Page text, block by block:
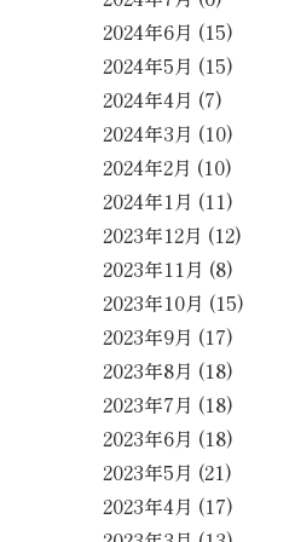
2024年6月 (15)
2024年5月 (15)
2024年4月 (7)
2024年3月 (10)
2024年2月 (10)
2024年1月 (11)
2023年12月 (12)
2023年11月 (8)
2023年10月 (15)
2023年9月 (17)
2023年8月 (18)
2023年7月 (18)
2023年6月 (18)
2023年5月 (21)
2023年4月 (17)